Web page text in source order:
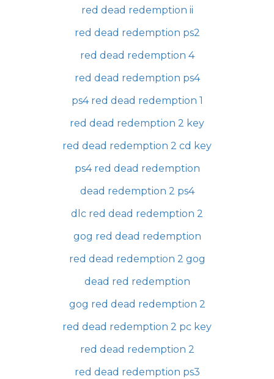
red dead redemption ii
red dead redemption ps2
red dead redemption 4
red dead redemption ps4
ps4 red dead redemption 1
red dead redemption 2 key
red dead redemption 2 cd key
ps4 red dead redemption
dead redemption 2 ps4
dlc red dead redemption 2
gog red dead redemption
red dead redemption 2 gog
dead red redemption
gog red dead redemption 2
red dead redemption 2 pc key
red dead redemption 2
red dead redemption ps3